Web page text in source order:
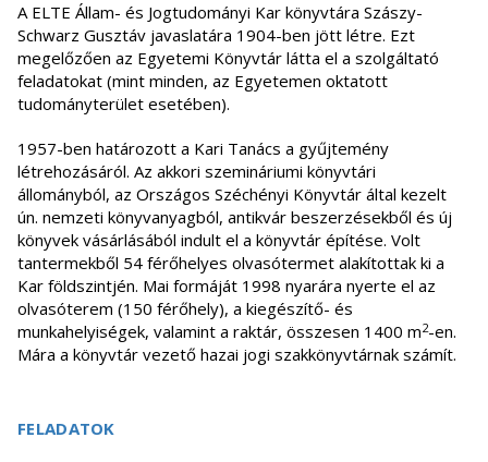
A ELTE Állam- és Jogtudományi Kar könyvtára Szászy-
Schwarz Gusztáv javaslatára 1904-ben jött létre. Ezt
megelőzően az Egyetemi Könyvtár látta el a szolgáltató
feladatokat (mint minden, az Egyetemen oktatott
tudományterület esetében).
1957-ben határozott a Kari Tanács a gyűjtemény
létrehozásáról. Az akkori szemináriumi könyvtári
állományból, az Országos Széchényi Könyvtár által kezelt
ún. nemzeti könyvanyagból, antikvár beszerzésekből és új
könyvek vásárlásából indult el a könyvtár építése. Volt
tantermekből 54 férőhelyes olvasótermet alakítottak ki a
Kar földszintjén. Mai formáját 1998 nyarára nyerte el az
olvasóterem (150 férőhely), a kiegészítő- és
munkahelyiségek, valamint a raktár, összesen 1400 m2-en.
Mára a könyvtár vezető hazai jogi szakkönyvtárnak számít.
FELADATOK